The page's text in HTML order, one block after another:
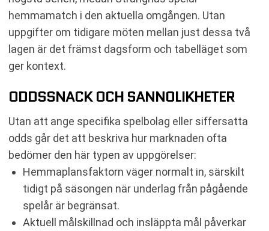
hemmamatch i den aktuella omgången. Utan
uppgifter om tidigare möten mellan just dessa två
lagen är det främst dagsform och tabelläget som
ger kontext.
ODDSSNACK OCH SANNOLIKHETER
Utan att ange specifika spelbolag eller siffersatta
odds går det att beskriva hur marknaden ofta
bedömer den här typen av uppgörelser:
Hemmaplansfaktorn väger normalt in, särskilt
tidigt på säsongen när underlag från pågående
spelår är begränsat.
Aktuell målskillnad och insläppta mål påverkar